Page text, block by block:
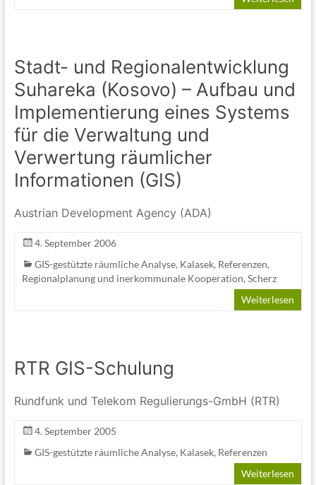
Stadt- und Regionalentwicklung
Suhareka (Kosovo) – Aufbau und
Implementierung eines Systems
für die Verwaltung und
Verwertung räumlicher
Informationen (GIS)
Austrian Development Agency (ADA)
4. September 2006
GIS-gestützte räumliche Analyse, Kalasek, Referenzen,
Regionalplanung und inerkommunale Kooperation, Scherz
Weiterlesen
RTR GIS-Schulung
Rundfunk und Telekom Regulierungs-GmbH (RTR)
4. September 2005
GIS-gestützte räumliche Analyse, Kalasek, Referenzen
Weiterlesen